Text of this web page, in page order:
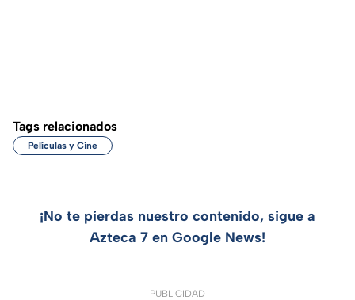
Tags relacionados
Películas y Cine
¡No te pierdas nuestro contenido, sigue a
Azteca 7 en Google News!
PUBLICIDAD